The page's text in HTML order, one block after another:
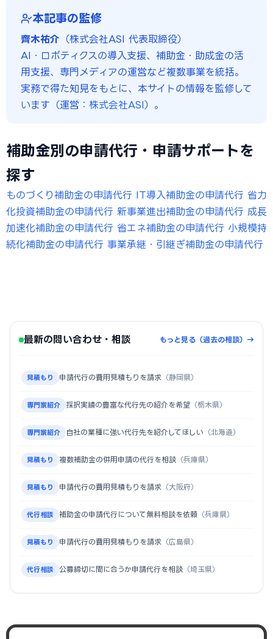
本記事の監修
齊木祐介 （株式会社ASI 代表取締役）
AI・ロボティクスの導入支援、補助金・助成金の活
用支援、専門メディアの運営など複数事業を統括。
実務で得た知見をもとに、本サイトの情報を監修して
います（運営： 株式会社ASI）。
補助金別の申請代行・申請サポートを
探す
ものづくり補助金の申請代行 IT導入補助金の申請代行 省力
化投資補助金の申請代行 新事業進出補助金の申請代行 成長
加速化補助金の申請代行 省エネ補助金の申請代行 小規模持
続化補助金の申請代行 事業承継・引継ぎ補助金の申請代行
最新の問い合わせ・相談 もっと見る（過去の相談）→
見積もり 申請代行の費用見積もりを請求 （静岡県）
専門家紹介 採択実績の豊富な代行先の紹介を希望 （栃木県）
専門家紹介 自社の業種に強い代行先を紹介してほしい （北海道）
見積もり 複数補助金の併用申請の代行を相談 （兵庫県）
見積もり 申請代行の費用見積もりを請求 （大阪府）
代行相談 補助金の申請代行について無料相談を依頼 （兵庫県）
見積もり 申請代行の費用見積もりを請求 （広島県）
代行相談 公募締切に間に合うか申請代行を相談 （埼玉県）